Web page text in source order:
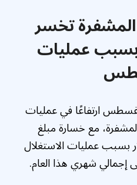
تخسر
بسبب عمليات
ارتفاعًا في عمليات
مع خسارة مبلغ
دولار بسبب عمليات الاستغلال
إجمالي شهري هذا العام.